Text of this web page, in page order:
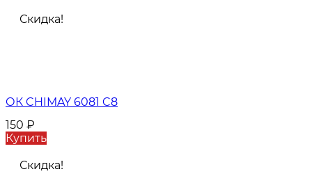
Скидка!
ОК CHIMAY 6081 C8
150 ₽
Купить
Скидка!